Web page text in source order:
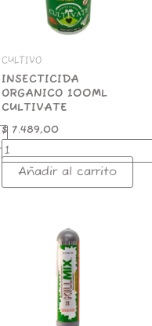
CULTIVO
INSECTICIDA
ORGANICO 100ML
CULTIVATE
$7.489,00
Añadir al carrito
BIOPESTIIDA